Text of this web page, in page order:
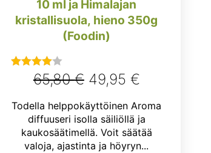
10 ml ja Himalajan
kristallisuola, hieno 350g
(Foodin)
Arvostelu
tuotteesta:
4.00/ 5
65,80€ Alkuperäinen
hinta
oli:
65,80 €.
49,95 €Nykyinen
on:
49,95 €.
Todella helppokäyttöinen Aroma
diffuuseri isolla säiliöllä ja
kaukosäätimellä. Voit säätää
valoja, ajastinta ja höyryn...